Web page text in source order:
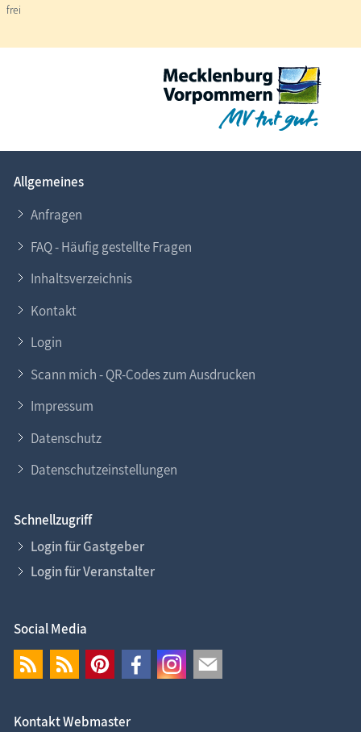
frei
Allgemeines
Anfragen
FAQ - Häufig gestellte Fragen
Inhaltsverzeichnis
Kontakt
Login
Scann mich - QR-Codes zum Ausdrucken
Impressum
Datenschutz
Datenschutzeinstellungen
Schnellzugriff
Login für Gastgeber
Login für Veranstalter
Social Media
Kontakt Webmaster